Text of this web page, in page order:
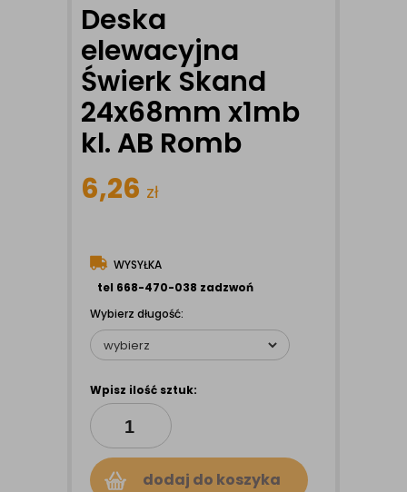
Deska
elewacyjna
Świerk Skand
24x68mm x1mb
kl. AB Romb
6,26 zł
WYSYŁKA
tel 668-470-038 zadzwoń
Wybierz długość:
Wpisz ilość sztuk:
dodaj do koszyka